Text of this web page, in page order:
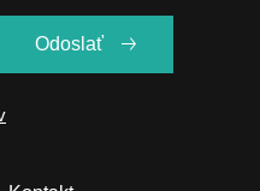
Odoslať